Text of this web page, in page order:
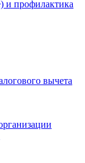
и профилактика
вычета